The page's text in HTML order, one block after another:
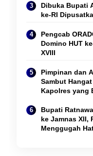
Dibuka Bupati
ke-RI
Pengcab
Domino HUT
XVIII
Pimpinan dan
Sambut
Kapolres yang
Bupati Ratnawati Lepas
ke Jamnas XII,
Menggugah